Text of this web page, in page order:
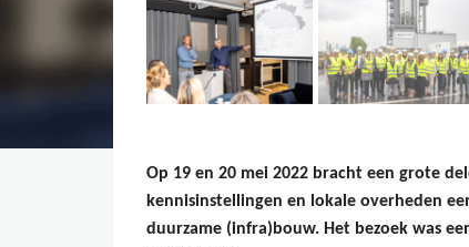
Op 19 en 20 mei 2022 bracht een grote
kennisinstellingen en lokale overheden
duurzame (infra)bouw. Het bezoek was